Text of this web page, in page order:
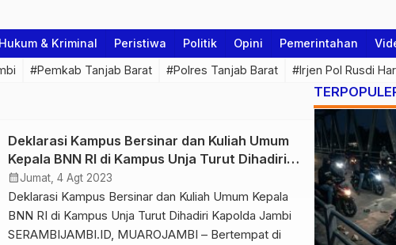
Hukum & Kriminal Peristiwa Politik Opini Pemerintahan
#Pemkab Tanjab Barat #Polres Tanjab Barat #Irjen Pol Rusdi
Deklarasi Kampus Bersinar dan Kuliah Umum
Kepala BNN RI di Kampus Unja Turut Dihadiri
Kapolda Jambi
calendar_monthJumat, 4 Agt 2023
Deklarasi Kampus Bersinar dan Kuliah Umum Kepala
BNN RI di Kampus Unja Turut Dihadiri Kapolda Jambi
SERAMBIJAMBI.ID, MUAROJAMBI – Bertempat di